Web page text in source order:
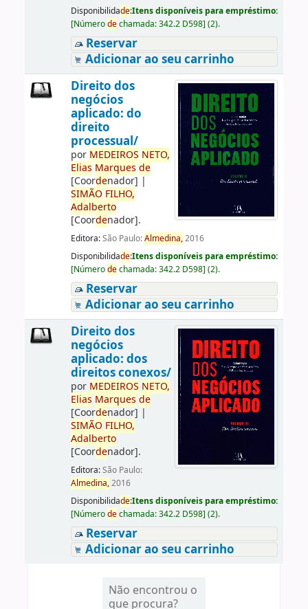
Disponibilidade:Itens disponíveis para empréstimo:
[Númerodechamada:342.2 D598] (2).
Reservar
Adicionar ao seu carrinho
Direito dos
negócios
aplicado: do
direito
processual/
por MEDEIROS NETO,
Elias Marques de
[Coordenador] |
SIMÃO FILHO,
Adalberto
[Coordenador].
Editora:São Paulo:Almedina,2016
Disponibilidade:Itens disponíveis para empréstimo:
[Númerodechamada:342.2 D598] (2).
Reservar
Adicionar ao seu carrinho
Direito dos
negócios
aplicado: dos
direitos conexos/
por MEDEIROS NETO,
Elias Marques de
[Coordenador] |
SIMÃO FILHO,
Adalberto
[Coordenador].
Editora:São Paulo:
Almedina,2016
Disponibilidade:Itens disponíveis para empréstimo:
[Númerodechamada:342.2 D598] (2).
Reservar
Adicionar ao seu carrinho
Não encontrou o
que procura?